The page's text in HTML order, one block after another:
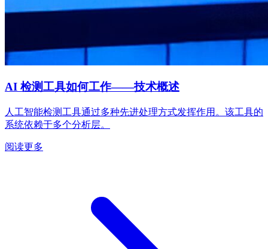
AI 检测工具如何工作——技术概述
人工智能检测工具通过多种先进处理方式发挥作用。该工具的
系统依赖于多个分析层。
阅读更多